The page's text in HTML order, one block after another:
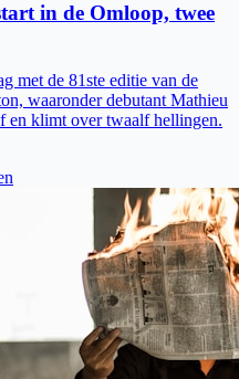
in de Omloop, twee
met de 81ste editie van de
waaronder debutant Mathieu
en klimt over twaalf hellingen.